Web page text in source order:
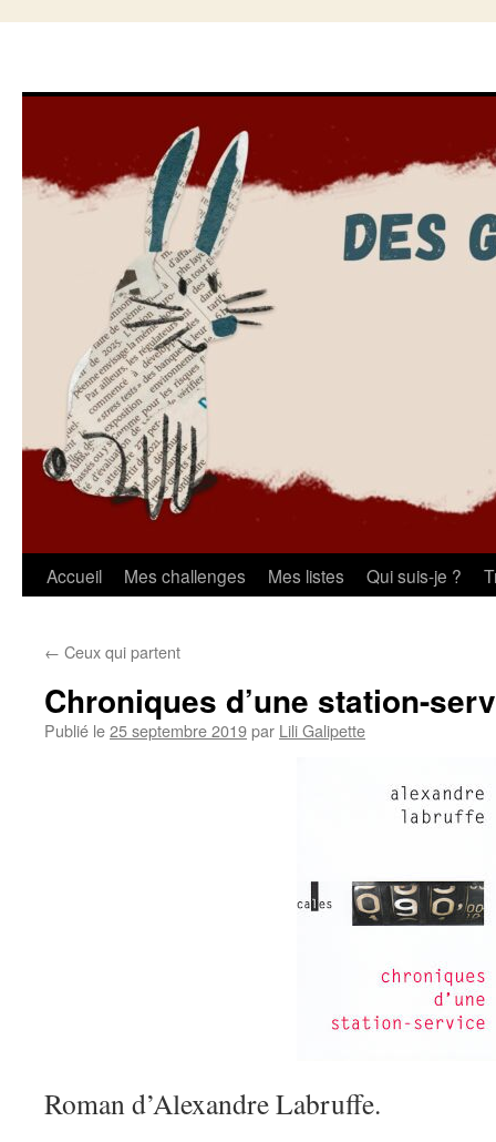
Aller
contenu
Accueil Mes challenges Mes listes Qui suis-je ?
← Ceux qui partent
Chroniques d’une station-
Publié le25 septembre 2019par Lili Galipette
Roman d’Alexandre Labruffe.